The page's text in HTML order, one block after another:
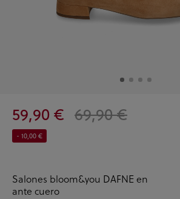
59,90 € 69,90 €
- 10,00 €
Salones bloom&you DAFNE en
ante cuero